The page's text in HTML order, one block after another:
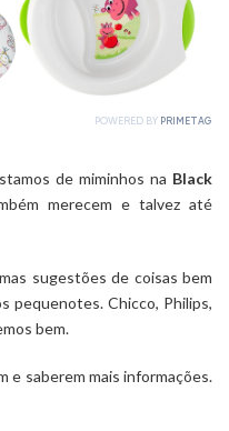
de miminhos na Black
merecem e talvez até
sugestões de coisas bem
pequenotes. Chicco, Philips,
bem.
e saberem mais informações.